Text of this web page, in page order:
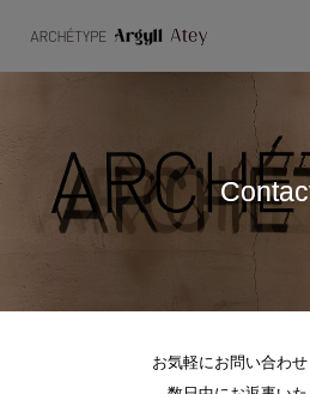
お気軽にお問い合わせ